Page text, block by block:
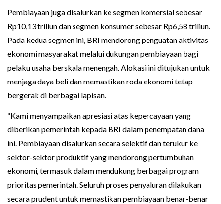
Pembiayaan juga disalurkan ke segmen komersial sebesar
Rp10,13 triliun dan segmen konsumer sebesar Rp6,58 triliun.
Pada kedua segmen ini, BRI mendorong penguatan aktivitas
ekonomi masyarakat melalui dukungan pembiayaan bagi
pelaku usaha berskala menengah. Alokasi ini ditujukan untuk
menjaga daya beli dan memastikan roda ekonomi tetap
bergerak di berbagai lapisan.
“Kami menyampaikan apresiasi atas kepercayaan yang
diberikan pemerintah kepada BRI dalam penempatan dana
ini. Pembiayaan disalurkan secara selektif dan terukur ke
sektor-sektor produktif yang mendorong pertumbuhan
ekonomi, termasuk dalam mendukung berbagai program
prioritas pemerintah. Seluruh proses penyaluran dilakukan
secara prudent untuk memastikan pembiayaan benar-benar